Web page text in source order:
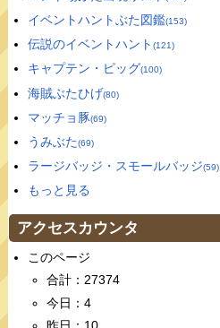
イベントハントぶた図鑑(153)
伝説のイベントハント (121)
キャプテン・ピッグ(100)
海賊ぶたひげ(80)
マッチョ豚(69)
うみぶた(69)
ラージバッジ・スモールバッジ(59)
もっと見る
アクセスカウンタ
このページ
合計：27374
今日：4
昨日：10